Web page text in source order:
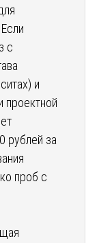
с
и
проектной
рублей за
проб с